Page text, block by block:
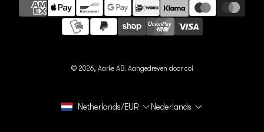
Betaalmethoden
© 2026, Aarke AB. Aangedreven door coi
Netherlands/EUR Nederlands